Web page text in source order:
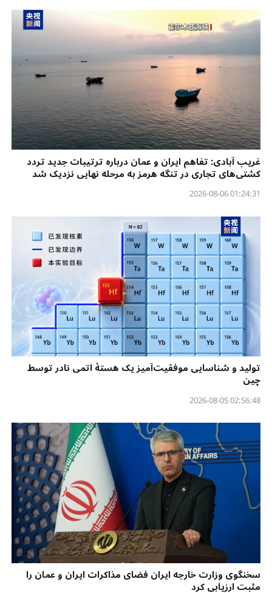
غریب آبادی: تفاهم ایران و عمان درباره ترتیبات جدید تردد
کشتی‌های تجاری در تنگه هرمز به مرحله نهایی نزدیک شد
01:24:31 2026-08-06
تولید و شناسایی موفقیت‌آمیز یک هستهٔ اتمی نادر توسط
چین
02:56:48 2026-08-05
سخنگوی وزارت خارجه ایران فضای مذاکرات ایران و عمان را
مثبت ارزیابی کرد